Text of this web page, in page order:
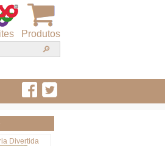
Produtos
Divertida